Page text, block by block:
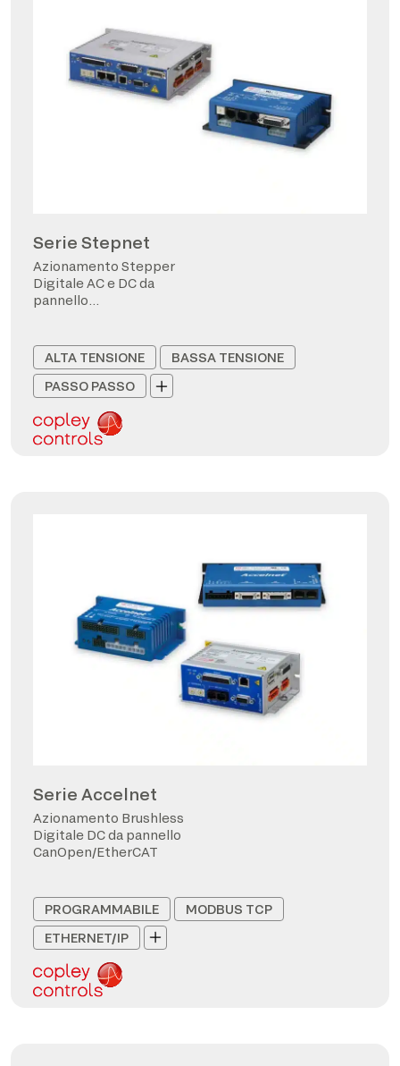
Serie Stepnet
Azionamento Stepper
Digitale AC e DC da
pannello
ALTA TENSIONE
BASSA TENSIONE
PASSO PASSO
Serie Accelnet
Azionamento Brushless
Digitale DC da pannello
CanOpen/EtherCAT
PROGRAMMABILE
MODBUS TCP
ETHERNET/IP